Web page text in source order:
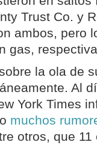
Trust Co. y
ambos, pero
gas,
la ola de
Al
York Times
muchos
otros, que